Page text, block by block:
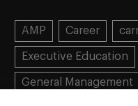
AMP Career
Executive Education
General Management